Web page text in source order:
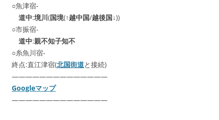
○魚津宿-
道中:境川(国境(↑越中国/越後国↓))
○市振宿-
道中:親不知子知不
○糸魚川宿-
終点:直江津宿(北国街道と接続)
——————————————
Googleマップ
——————————————